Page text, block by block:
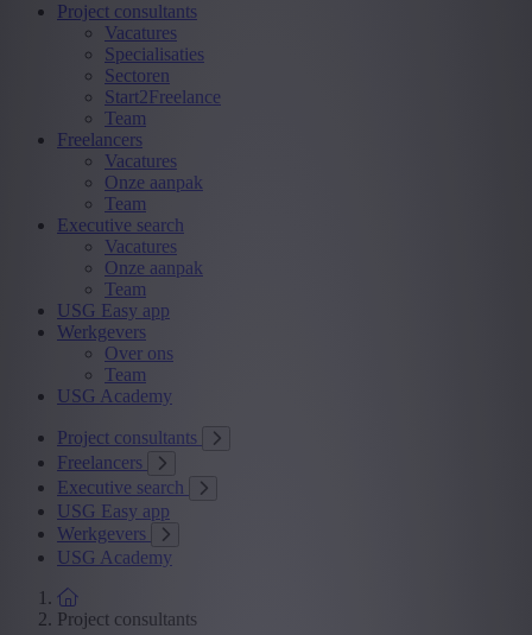
Project consultants
Vacatures
Specialisaties
Sectoren
Start2Freelance
Team
Freelancers
Vacatures
Onze aanpak
Team
Executive search
Vacatures
Onze aanpak
Team
USG Easy app
Werkgevers
Over ons
Team
USG Academy
Project consultants
Freelancers
Executive search
USG Easy app
Werkgevers
USG Academy
Project consultants